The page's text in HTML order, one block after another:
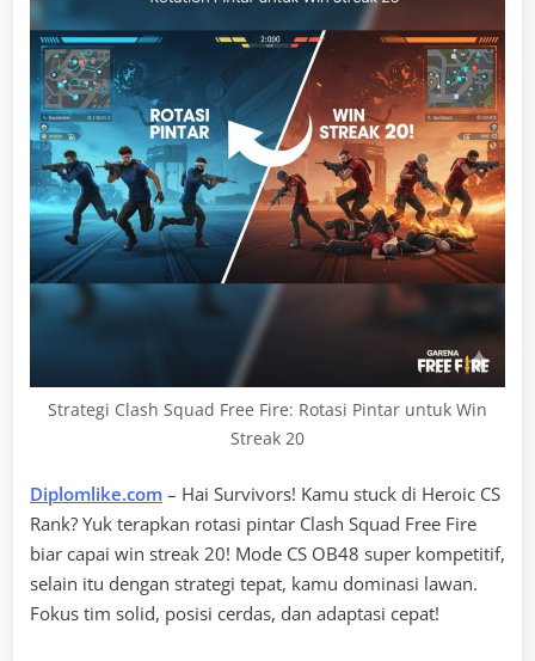
Strategi Clash Squad Free Fire: Rotasi Pintar untuk Win
Streak 20
Diplomlike.com – Hai Survivors! Kamu stuck di Heroic CS
Rank? Yuk terapkan rotasi pintar Clash Squad Free Fire
biar capai win streak 20! Mode CS OB48 super kompetitif,
selain itu dengan strategi tepat, kamu dominasi lawan.
Fokus tim solid, posisi cerdas, dan adaptasi cepat!